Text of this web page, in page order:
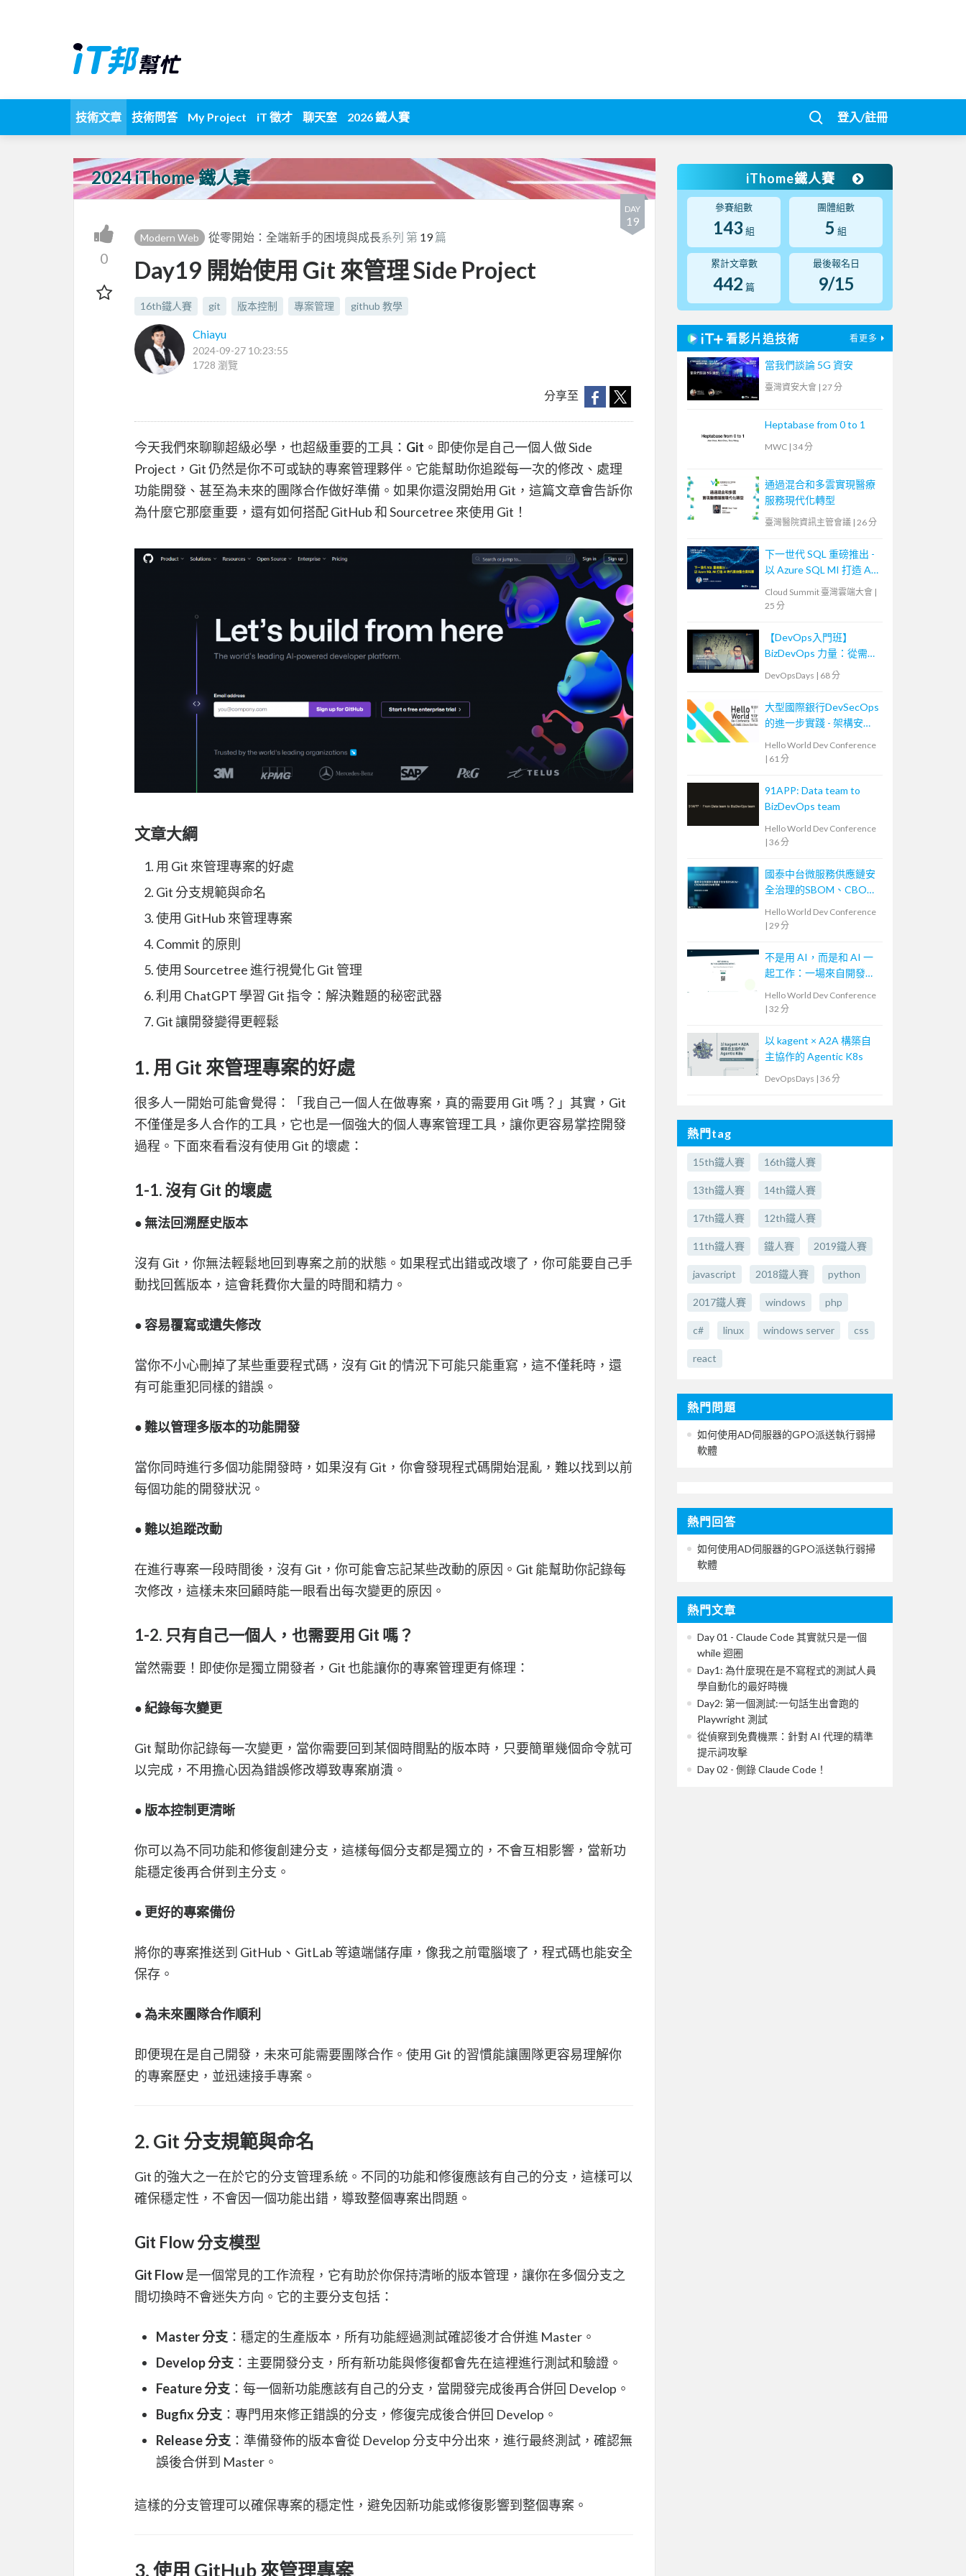
技術文章 技術問答 My Project iT 徵才 聊天室 2026 鐵人賽 登入/註冊
2024 iThome 鐵人賽
DAY
19
0
Modern Web 從零開始：全端新手的困境與成長系列 第 19篇
Day19 開始使用 Git 來管理 Side Project
16th鐵人賽 git 版本控制 專案管理 github 教學
Chiayu
2024-09-27 10:23:55
1728 瀏覽
分享至
今天我們來聊聊超級必學，也超級重要的工具： Git 。即使你是自己一個人做 Side
Project，Git 仍然是你不可或缺的專案管理夥伴。它能幫助你追蹤每一次的修改、處理
功能開發、甚至為未來的團隊合作做好準備。如果你還沒開始用 Git，這篇文章會告訴你
為什麼它那麼重要，還有如何搭配 GitHub 和 Sourcetree 來使用 Git！
文章大綱
用 Git 來管理專案的好處
Git 分支規範與命名
使用 GitHub 來管理專案
Commit 的原則
使用 Sourcetree 進行視覺化 Git 管理
利用 ChatGPT 學習 Git 指令：解決難題的秘密武器
Git 讓開發變得更輕鬆
1. 用 Git 來管理專案的好處
很多人一開始可能會覺得：「我自己一個人在做專案，真的需要用 Git 嗎？」其實，Git
不僅僅是多人合作的工具，它也是一個強大的個人專案管理工具，讓你更容易掌控開發
過程。下面來看看沒有使用 Git 的壞處：
1-1. 沒有 Git 的壞處
●無法回溯歷史版本
沒有 Git，你無法輕鬆地回到專案之前的狀態。如果程式出錯或改壞了，你可能要自己手
動找回舊版本，這會耗費你大量的時間和精力。
●容易覆寫或遺失修改
當你不小心刪掉了某些重要程式碼，沒有 Git 的情況下可能只能重寫，這不僅耗時，還
有可能重犯同樣的錯誤。
●難以管理多版本的功能開發
當你同時進行多個功能開發時，如果沒有 Git，你會發現程式碼開始混亂，難以找到以前
每個功能的開發狀況。
●難以追蹤改動
在進行專案一段時間後，沒有 Git，你可能會忘記某些改動的原因。Git 能幫助你記錄每
次修改，這樣未來回顧時能一眼看出每次變更的原因。
1-2. 只有自己一個人，也需要用 Git 嗎？
當然需要！即使你是獨立開發者，Git 也能讓你的專案管理更有條理：
●紀錄每次變更
Git 幫助你記錄每一次變更，當你需要回到某個時間點的版本時，只要簡單幾個命令就可
以完成，不用擔心因為錯誤修改導致專案崩潰。
● 版本控制更清晰
你可以為不同功能和修復創建分支，這樣每個分支都是獨立的，不會互相影響，當新功
能穩定後再合併到主分支。
●更好的專案備份
將你的專案推送到 GitHub、GitLab 等遠端儲存庫，像我之前電腦壞了，程式碼也能安全
保存。
●為未來團隊合作順利
即便現在是自己開發，未來可能需要團隊合作。使用 Git 的習慣能讓團隊更容易理解你
的專案歷史，並迅速接手專案。
2. Git 分支規範與命名
Git 的強大之一在於它的分支管理系統。不同的功能和修復應該有自己的分支，這樣可以
確保穩定性，不會因一個功能出錯，導致整個專案出問題。
Git Flow 分支模型
Git Flow是一個常見的工作流程，它有助於你保持清晰的版本管理，讓你在多個分支之
間切換時不會迷失方向。它的主要分支包括：
Master 分支：穩定的生產版本，所有功能經過測試確認後才合併進 Master。
Develop 分支：主要開發分支，所有新功能與修復都會先在這裡進行測試和驗證。
Feature 分支：每一個新功能應該有自己的分支，當開發完成後再合併回 Develop。
Bugfix 分支：專門用來修正錯誤的分支，修復完成後合併回 Develop。
Release 分支：準備發佈的版本會從 Develop 分支中分出來，進行最終測試，確認無
誤後合併到 Master。
這樣的分支管理可以確保專案的穩定性，避免因新功能或修復影響到整個專案。
3. 使用 GitHub 來管理專案
iThome鐵人賽
參賽組數
143 組
團體組數
5 組
累計文章數
442 篇
最後報名日
9/15
看影片追技術 看更多
當我們談論 5G 資安
臺灣資安大會 | 27 分
Heptabase from 0 to 1
MWC | 34 分
通過混合和多雲實現醫療
服務現代化轉型
臺灣醫院資訊主管會議 | 26 分
下一世代 SQL 重磅推出 -
以 Azure SQL MI 打造 AI
時代雲地整合資料庫
Cloud Summit 臺灣雲端大會 |
25 分
【DevOps入門班】
BizDevOps 力量：從需求
轉換到團隊內外溝通
DevOpsDays | 68 分
大型國際銀行DevSecOps
的進一步實踐 - 架構安全
Hello World Dev Conference
| 61 分
91APP: Data team to
BizDevOps team
Hello World Dev Conference
| 36 分
國泰中台微服務供應鏈安
全治理的SBOM、CBOM
Hello World Dev Conference
| 29 分
不是用 AI，而是和 AI 一
起工作：一場來自開發現
Hello World Dev Conference
| 32 分
以 kagent × A2A 構築自
主協作的 Agentic K8s
DevOpsDays | 36 分
熱門tag
15th鐵人賽 16th鐵人賽
13th鐵人賽 14th鐵人賽
17th鐵人賽 12th鐵人賽
11th鐵人賽 鐵人賽 2019鐵人賽
javascript 2018鐵人賽 python
2017鐵人賽 windows php
c# linux windows server css
react
熱門問題
如何使用AD伺服器的GPO派送執行弱掃
軟體
熱門回答
如何使用AD伺服器的GPO派送執行弱掃
軟體
熱門文章
Day 01 - Claude Code 其實就只是一個
while 迴圈
Day1: 為什麼現在是不寫程式的測試人員
學自動化的最好時機
Day2: 第一個測試:一句話生出會跑的
Playwright 測試
從偵察到免費機票：針對 AI 代理的精準
提示詞攻擊
Day 02 - 側錄 Claude Code！